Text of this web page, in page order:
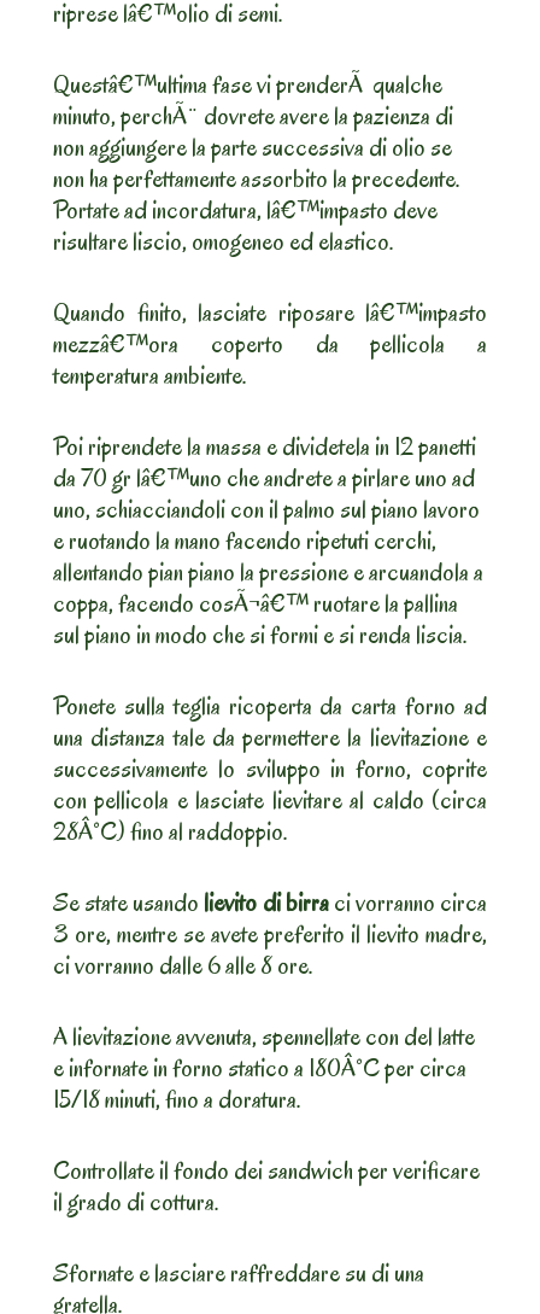
riprese lâ€™olio di semi.
Questâ€™ultima fase vi prenderÃ qualche
minuto, perchÃ¨ dovrete avere la pazienza di
non aggiungere la parte successiva di olio se
non ha perfettamente assorbito la precedente.
Portate ad incordatura, lâ€™impasto deve
risultare liscio, omogeneo ed elastico.
Quando finito, lasciate riposare lâ€™impasto
mezzâ€™ora coperto da pellicola a
temperatura ambiente.
Poi riprendete la massa e dividetela in 12 panetti
da 70 gr lâ€™uno che andrete a pirlare uno ad
uno, schiacciandoli con il palmo sul piano lavoro
e ruotando la mano facendo ripetuti cerchi,
allentando pian piano la pressione e arcuandola a
coppa, facendo cosÃ¬â€™ ruotare la pallina
sul piano in modo che si formi e si renda liscia.
Ponete sulla teglia ricoperta da carta forno ad
una distanza tale da permettere la lievitazione e
successivamente lo sviluppo in forno, coprite
con pellicola e lasciate lievitare al caldo (circa
28Â°C) fino al raddoppio.
Se state usando lievito di birraci vorranno circa
3 ore, mentre se avete preferito il lievito madre,
ci vorranno dalle 6 alle 8 ore.
A lievitazione avvenuta, spennellate con del latte
e infornate in forno statico a 180Â°C per circa
15/18 minuti, fino a doratura.
Controllate il fondo dei sandwich per verificare
il grado di cottura.
Sfornate e lasciare raffreddare su di una
gratella.